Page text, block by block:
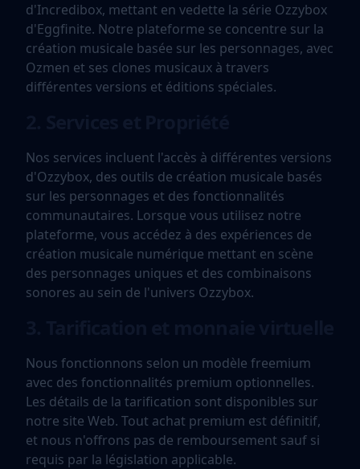
d'Incredibox, mettant en vedette la série Ozzybox
d'Eggfinite. Notre plateforme se concentre sur la
création musicale basée sur les personnages, avec
Ozmen et ses clones musicaux à travers
différentes versions et éditions spéciales.
Nos services incluent l'accès à différentes versions
d'Ozzybox, des outils de création musicale basés
sur les personnages et des fonctionnalités
communautaires. Lorsque vous utilisez notre
plateforme, vous accédez à des expériences de
création musicale numérique mettant en scène
des personnages uniques et des combinaisons
sonores au sein de l'univers Ozzybox.
Nous fonctionnons selon un modèle freemium
avec des fonctionnalités premium optionnelles.
Les détails de la tarification sont disponibles sur
notre site Web. Tout achat premium est définitif,
et nous n'offrons pas de remboursement sauf si
requis par la législation applicable.